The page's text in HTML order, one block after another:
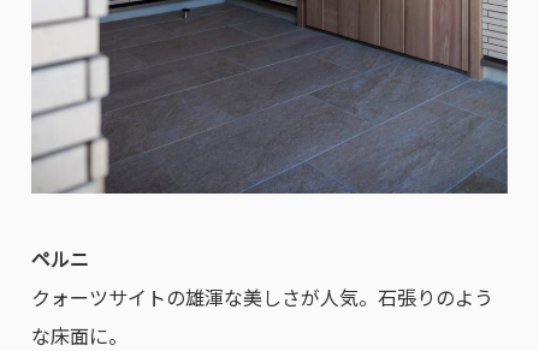
ペルニ
クォーツサイトの雄渾な美しさが人気。石張りのよう
な床面に。